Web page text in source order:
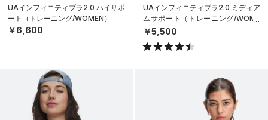
UAインフィニティブラ2.0 ハイサポ
ート（トレーニング/WOMEN）
￥6,600
UAインフィニティブラ2.0 ミディア
ムサポート（トレーニング/WOME
N）
￥5,500